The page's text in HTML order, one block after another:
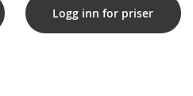
Logg inn for priser